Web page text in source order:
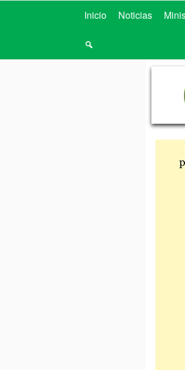
Inicio Noticias